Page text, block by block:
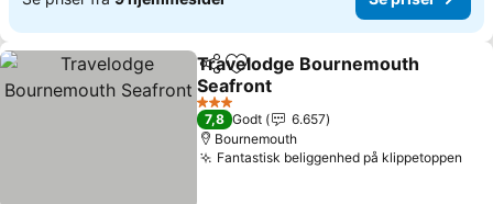
Del Føj til favoritter
Travelodge Bournemouth
Seafront
3 Stjerner
7,8 Godt
6.657
Bournemouth
Fantastisk beliggenhed på klippetoppen